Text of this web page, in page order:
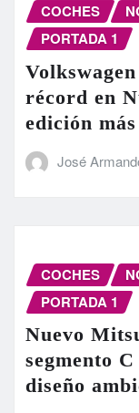
COCHES
PORTADA 1
récord en
edición
José
COCHES
PORTADA 1
Nuevo
segmento
diseño